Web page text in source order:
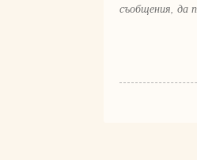
съобщения, да